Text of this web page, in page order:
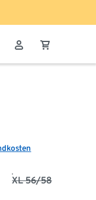
XL 56/58